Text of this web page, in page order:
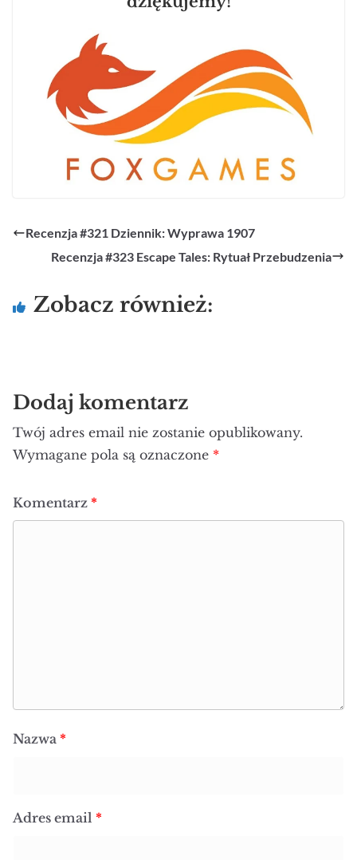
Recenzja #321 Dziennik: Wyprawa 1907
Recenzja #323 Escape Tales: Rytuał Przebudzenia
Zobacz również:
Dodaj komentarz
Twój adres email nie zostanie opublikowany.
Wymagane pola są oznaczone *
Komentarz *
Nazwa *
Adres email *